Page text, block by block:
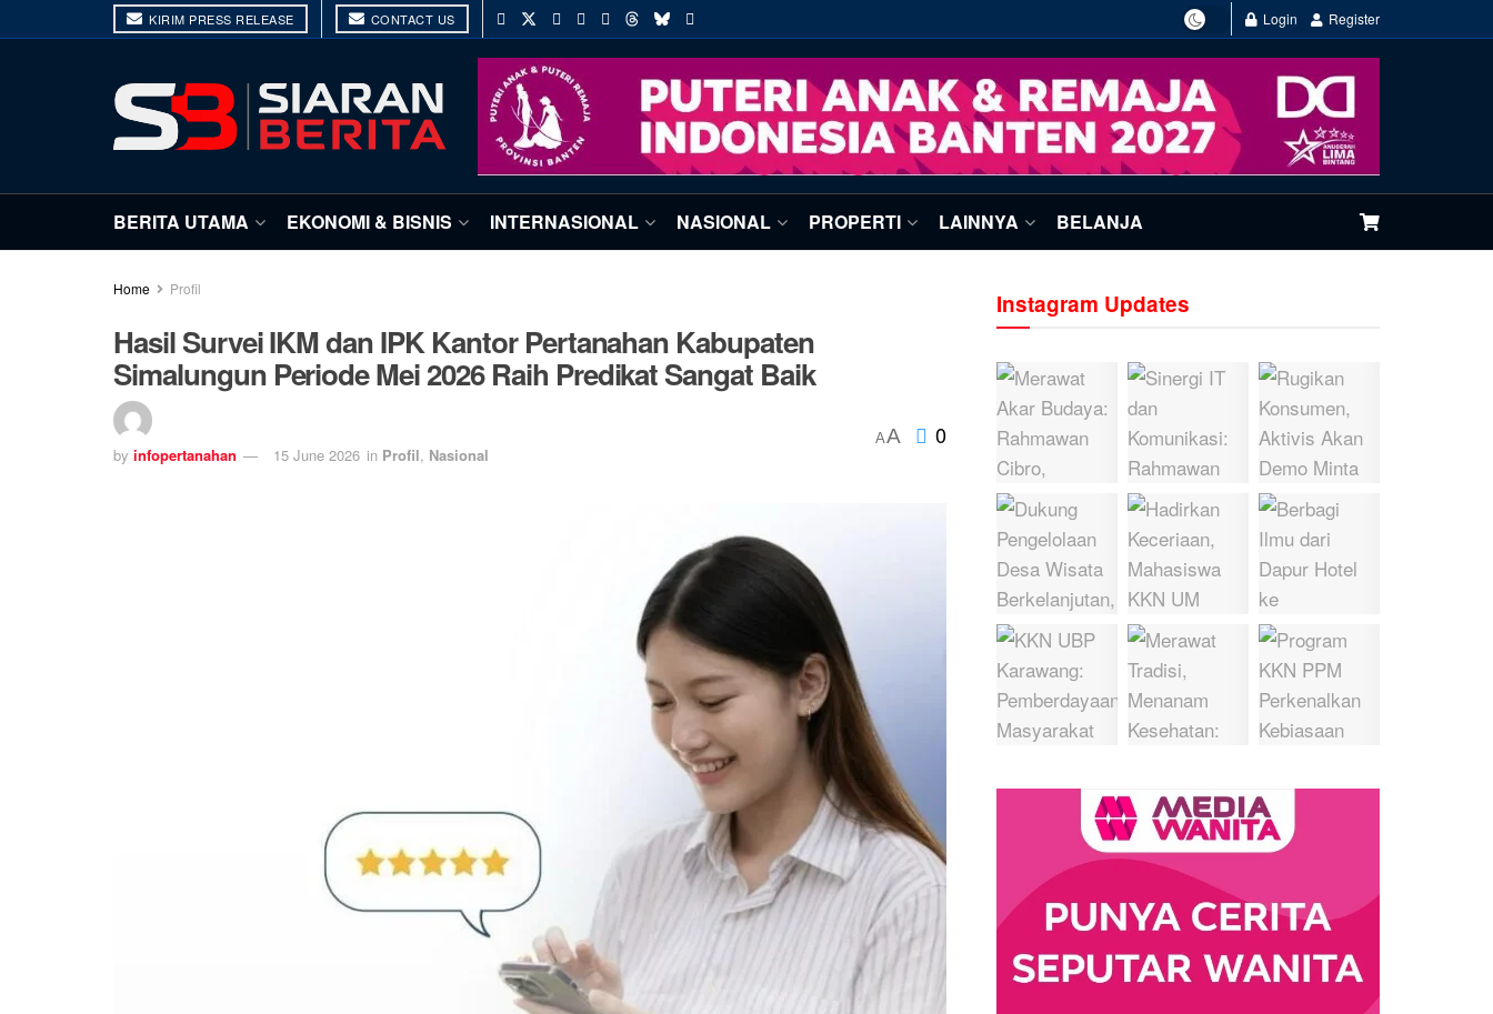
KIRIM PRESS RELEASE CONTACT US Login Register
BERITA UTAMA EKONOMI & BISNIS INTERNASIONAL NASIONAL PROPERTI LAINNYA BELANJA
Home Profil
Hasil Survei IKM dan IPK Kantor Pertanahan Kabupaten
Simalungun Periode Mei 2026 Raih Predikat Sangat Baik
by infopertanahan 15 June 2026 in Profil, Nasional
AA 0
Instagram Updates